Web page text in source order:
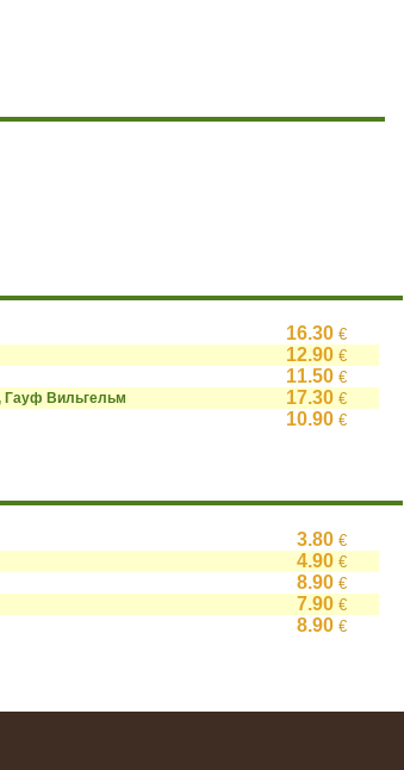
16.30 €
12.90 €
11.50 €
Гауф Вильгельм 17.30 €
10.90 €
3.80 €
4.90 €
8.90 €
7.90 €
8.90 €